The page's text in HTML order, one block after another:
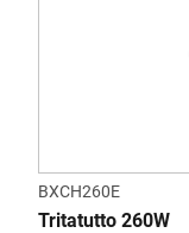
BXCH260E
Tritatutto 260W